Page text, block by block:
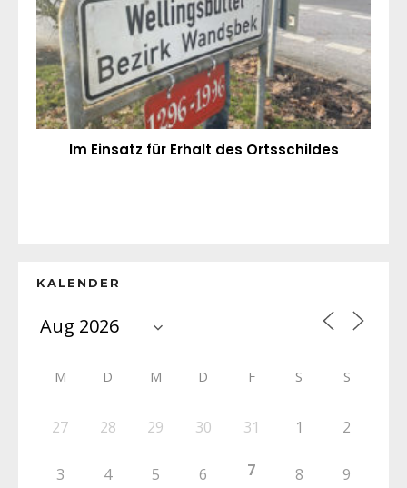
Im Einsatz für Erhalt des Ortsschildes
KALENDER
M D M D F S S
27 28 29 30 31 1 2
3 4 5 6 7 8 9